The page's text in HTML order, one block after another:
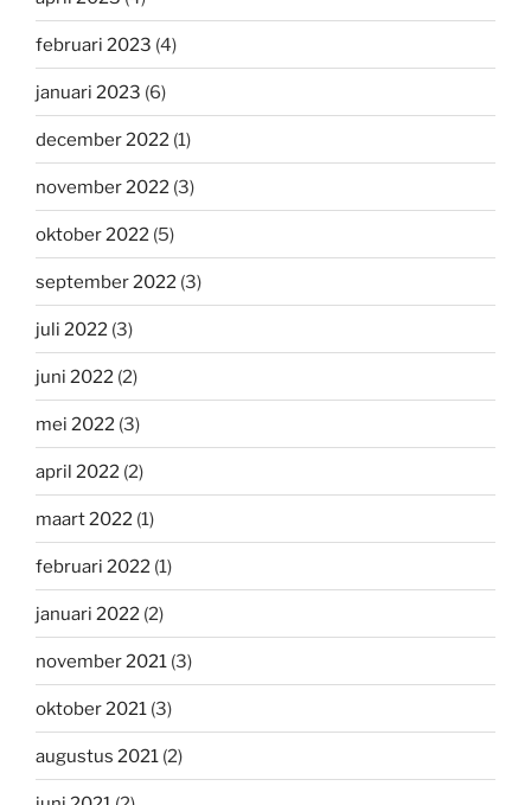
februari 2023 (4)
januari 2023 (6)
december 2022 (1)
november 2022 (3)
oktober 2022 (5)
september 2022 (3)
juli 2022 (3)
juni 2022 (2)
mei 2022 (3)
april 2022 (2)
maart 2022 (1)
februari 2022 (1)
januari 2022 (2)
november 2021 (3)
oktober 2021 (3)
augustus 2021 (2)